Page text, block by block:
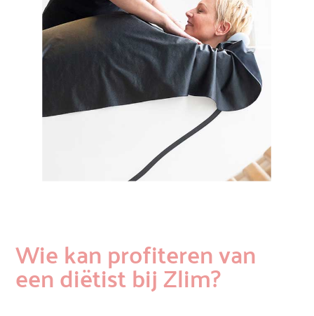
Wie kan profiteren van
een diëtist bij Zlim?